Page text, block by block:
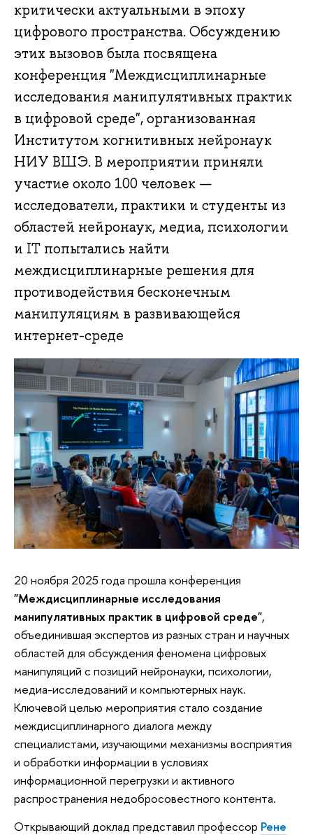
критически актуальными в эпоху
цифрового пространства. Обсуждению
этих вызовов была посвящена
конференция "Междисциплинарные
исследования манипулятивных практик
в цифровой среде", организованная
Институтом когнитивных нейронаук
НИУ ВШЭ. В мероприятии приняли
участие около 100 человек —
исследователи, практики и студенты из
областей нейронаук, медиа, психологии
и IT попытались найти
междисциплинарные решения для
противодействия бесконечным
манипуляциям в развивающейся
интернет-среде
20 ноября 2025 года прошла конференция
"Междисциплинарные исследования
манипулятивных практик в цифровой среде",
объединившая экспертов из разных стран и научных
областей для обсуждения феномена цифровых
манипуляций с позиций нейронауки, психологии,
медиа-исследований и компьютерных наук.
Ключевой целью мероприятия стало создание
междисциплинарного диалога между
специалистами, изучающими механизмы восприятия
и обработки информации в условиях
информационной перегрузки и активного
распространения недобросовестного контента.
Открывающий доклад представил профессор Рене